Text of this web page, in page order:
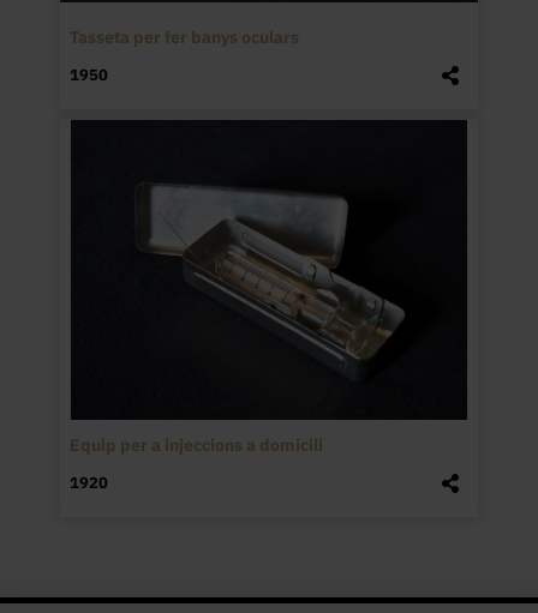
Tasseta per fer banys oculars
1950
Equip per a injeccions a domicili
1920